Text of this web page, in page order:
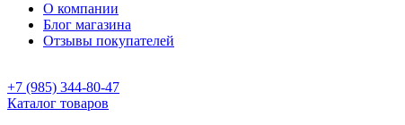
О компании
Блог магазина
Отзывы покупателей
+7 (985) 344-80-47
Каталог товаров